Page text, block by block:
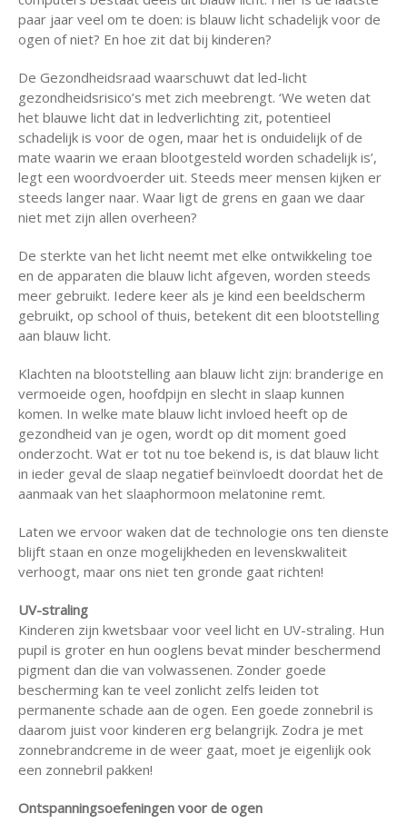
paar jaar veel om te doen: is blauw licht schadelijk voor de
ogen of niet? En hoe zit dat bij kinderen?
De Gezondheidsraad waarschuwt dat led-licht
gezondheidsrisico’s met zich meebrengt. ‘We weten dat
het blauwe licht dat in ledverlichting zit, potentieel
schadelijk is voor de ogen, maar het is onduidelijk of de
mate waarin we eraan blootgesteld worden schadelijk is’,
legt een woordvoerder uit. Steeds meer mensen kijken er
steeds langer naar. Waar ligt de grens en gaan we daar
niet met zijn allen overheen?
De sterkte van het licht neemt met elke ontwikkeling toe
en de apparaten die blauw licht afgeven, worden steeds
meer gebruikt. Iedere keer als je kind een beeldscherm
gebruikt, op school of thuis, betekent dit een blootstelling
aan blauw licht.
Klachten na blootstelling aan blauw licht zijn: branderige en
vermoeide ogen, hoofdpijn en slecht in slaap kunnen
komen. In welke mate blauw licht invloed heeft op de
gezondheid van je ogen, wordt op dit moment goed
onderzocht. Wat er tot nu toe bekend is, is dat blauw licht
in ieder geval de slaap negatief beïnvloedt doordat het de
aanmaak van het slaaphormoon melatonine remt.
Laten we ervoor waken dat de technologie ons ten dienste
blijft staan en onze mogelijkheden en levenskwaliteit
verhoogt, maar ons niet ten gronde gaat richten!
UV-straling
Kinderen zijn kwetsbaar voor veel licht en UV-straling. Hun
pupil is groter en hun ooglens bevat minder beschermend
pigment dan die van volwassenen. Zonder goede
bescherming kan te veel zonlicht zelfs leiden tot
permanente schade aan de ogen. Een goede zonnebril is
daarom juist voor kinderen erg belangrijk. Zodra je met
zonnebrandcreme in de weer gaat, moet je eigenlijk ook
een zonnebril pakken!
Ontspanningsoefeningen voor de ogen